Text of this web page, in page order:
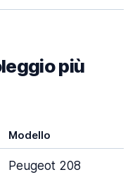
più
Modello
Peugeot 208